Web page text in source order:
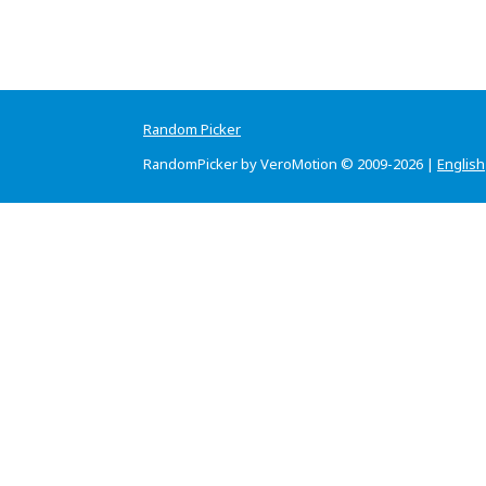
Random Picker
RandomPicker by VeroMotion © 2009-2026 | English